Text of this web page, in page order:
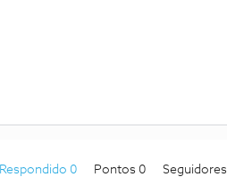
Respondido 0 Pontos 0 Seguidores